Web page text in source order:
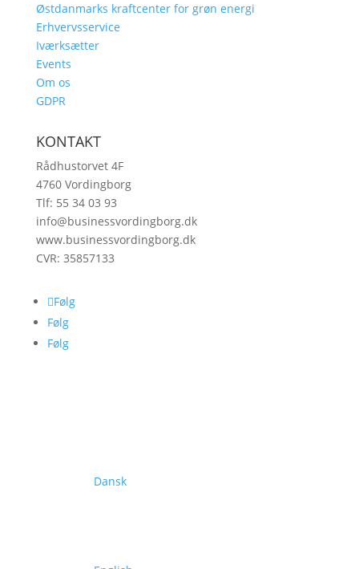
Østdanmarks kraftcenter for grøn energi
Erhvervsservice
Iværksætter
Events
Om os
GDPR
KONTAKT
Rådhustorvet 4F
4760 Vordingborg
Tlf: 55 34 03 93
info@businessvordingborg.dk
www.businessvordingborg.dk
CVR: 35857133
Følg
Følg
Følg
Dansk